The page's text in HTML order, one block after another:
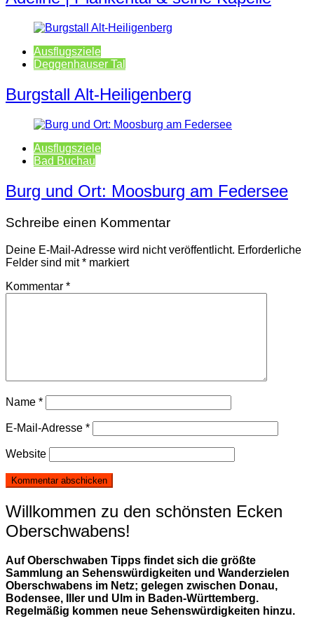
Ausflugsziele
Deggenhauser Tal
Burgstall Alt-Heiligenberg
Ausflugsziele
Bad Buchau
Burg und Ort: Moosburg am Federsee
Schreibe einen Kommentar
Deine E-Mail-Adresse wird nicht veröffentlicht. Erforderliche
Felder sind mit* markiert
Kommentar *
Name *
E-Mail-Adresse *
Website
Willkommen zu den schönsten Ecken
Oberschwabens!
Auf Oberschwaben Tipps findet sich die größte
Sammlung an Sehenswürdigkeiten und Wanderzielen
Oberschwabens im Netz; gelegen zwischen Donau,
Bodensee, Iller und Ulm in Baden-Württemberg.
Regelmäßig kommen neue Sehenswürdigkeiten hinzu.